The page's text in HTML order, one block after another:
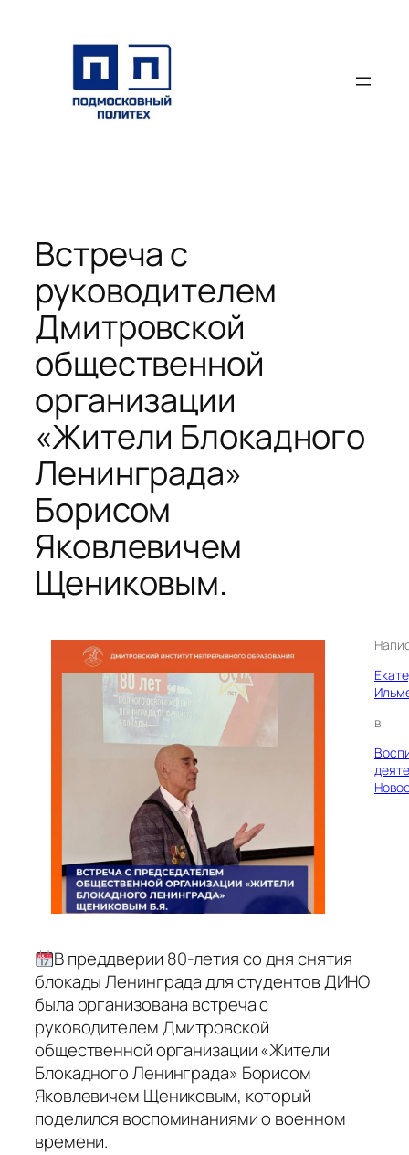
содержимому
Встреча с
руководителем
Дмитровской
общественной
организации
«Жители Блокадного
Ленинграда»
Борисом
Яковлевичем
Щениковым.
в
В преддверии 80-летия со дня снятия
блокады Ленинграда для студентов ДИНО
была организована встреча с
руководителем Дмитровской
общественной организации «Жители
Блокадного Ленинграда» Борисом
Яковлевичем Щениковым, который
поделился воспоминаниями о военном
времени.